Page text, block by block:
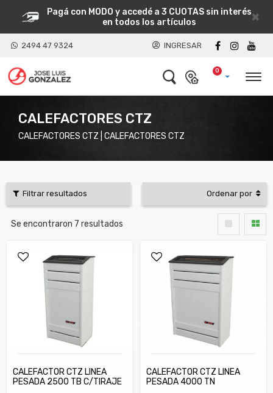
×
Pagá con MODO y accedé a 3 CUOTAS sin interés
en todos los artículos
2494 47 9324 INGRESAR
0
CALEFACTORES CTZ
CALEFACTORES CTZ | CALEFACTORES CTZ
Filtrar resultados Ordenar por
Se encontraron 7 resultados
CALEFACTOR CTZ LINEA
PESADA 2500 TB C/TIRAJE
CALEFACTOR CTZ LINEA
PESADA 4000 TN